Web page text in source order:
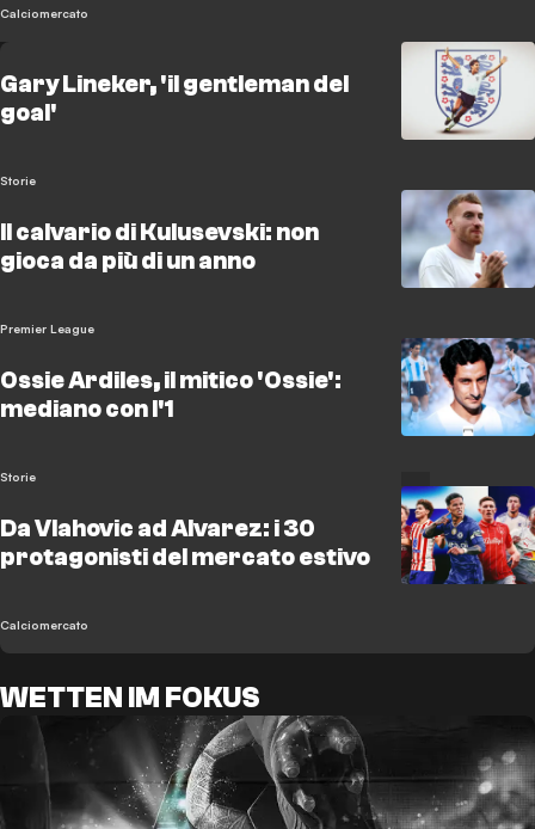
Calciomercato
Gary Lineker, 'il gentleman del
goal'
Storie
Il calvario di Kulusevski: non
gioca da più di un anno
Premier League
Ossie Ardiles, il mitico 'Ossie':
mediano con l'1
Storie
Da Vlahovic ad Alvarez: i 30
protagonisti del mercato estivo
Calciomercato
WETTEN IM FOKUS